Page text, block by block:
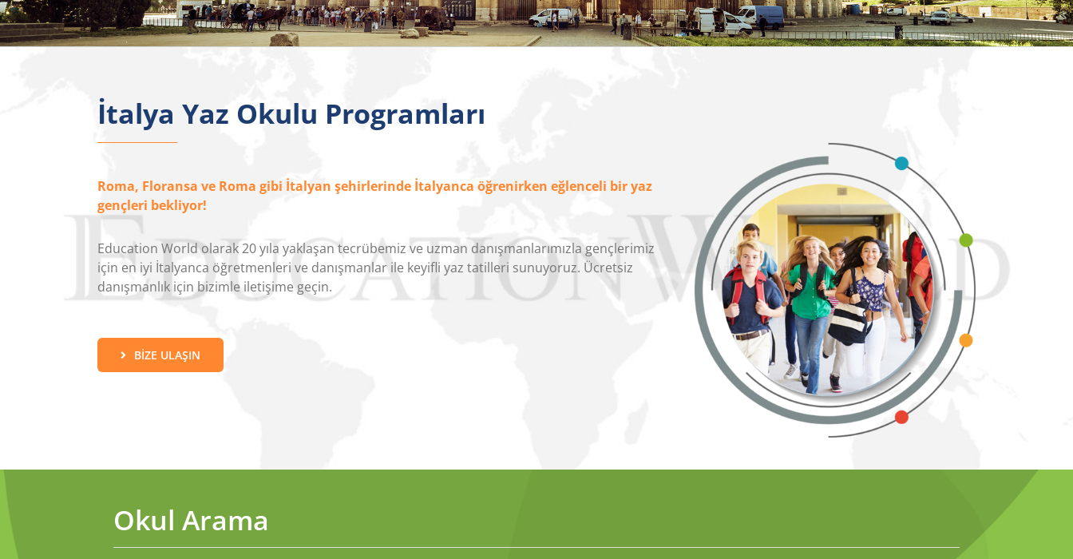
İtalya Yaz Okulu Programları
Roma, Floransa ve Roma gibi İtalyan şehirlerinde İtalyanca öğrenirken eğlenceli bir yaz
gençleri bekliyor!
Education World olarak 20 yıla yaklaşan tecrübemiz ve uzman danışmanlarımızla gençlerimiz
için en iyi İtalyanca öğretmenleri ve danışmanlar ile keyifli yaz tatilleri sunuyoruz. Ücretsiz
danışmanlık için bizimle iletişime geçin.
BIZE ULAŞIN
Okul Arama